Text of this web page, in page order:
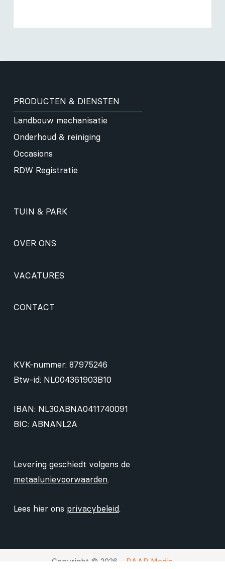
PRODUCTEN & DIENSTEN
Landbouw mechanisatie
Onderhoud & reiniging
Occasions
RDW Registratie
TUIN & PARK
OVER ONS
VACATURES
CONTACT
KVK-nummer: 87975246
Btw-id: NL004361903B10
IBAN: NL30ABNA0411740091
BIC: ABNANL2A
Levering geschiedt volgens de
metaalunievoorwaarden.
Lees hier ons privacybeleid.
Copyright © 2026 - RAAP Media